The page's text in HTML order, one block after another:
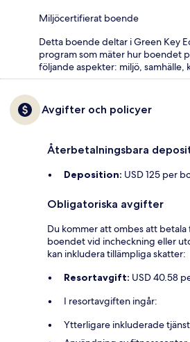
Miljöcertifierat boende
Detta boende deltar i Green Key
program som mäter hur boendet
följande aspekter: miljö, samhälle,
Avgifter och policyer
Återbetalningsbara
Deposition: USD 125 per
Obligatoriska avgifter
Du kommer att ombes att
boendet vid incheckning eller
kan inkludera tillämpliga skatter:
Resortavgift: USD 40.58
I resortavgiften ingår:
Ytterligare inkluderade